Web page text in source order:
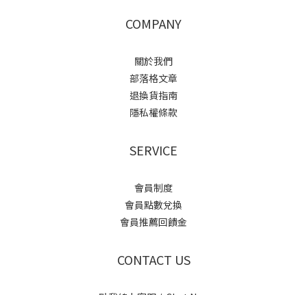
COMPANY
關於我們
部落格文章
退換貨指南
隱私權條款
SERVICE
會員制度
會員點數兌換
會員推薦回饋金
CONTACT US